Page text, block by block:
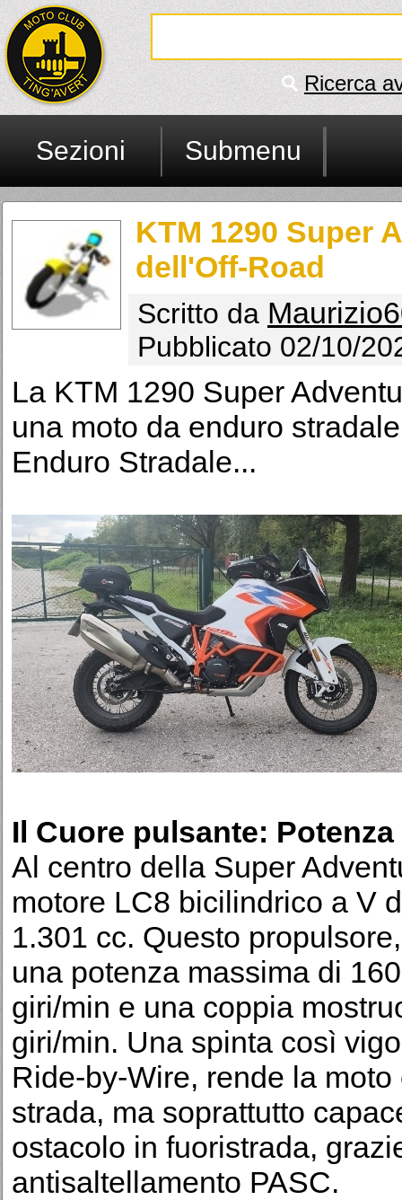
Ricerca
Sezioni Submenu
KTM 1290 Super
dell'Off-Road
Scritto da
Pubblicato 02/10/
La KTM 1290 Super
una moto da enduro
Enduro Stradale...
Il Cuore pulsante:
Al centro della Super
motore LC8 bicilindrico a V
1.301 cc. Questo
una potenza massima di
giri/min e una coppia
giri/min. Una spinta così
Ride-by-Wire, rende la
strada, ma soprattutto
ostacolo in fuoristrada,
antisaltellamento PASC.